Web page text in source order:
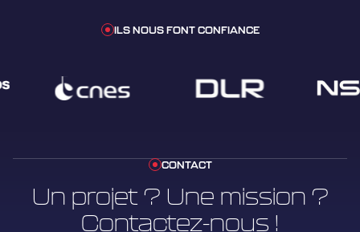
ILS NOUS FONT CONFIANCE
CONTACT
Un projet ? Une mission ?
Contactez-nous !